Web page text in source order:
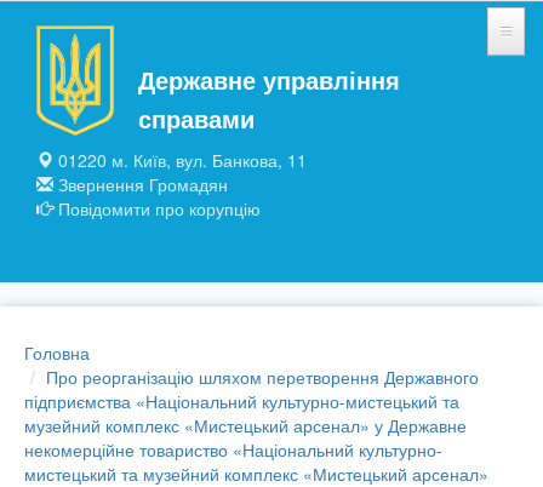
Державне управління
справами
01220 м. Київ, вул. Банкова, 11
Звернення Громадян
Повідомити про корупцію
НОВИНИ
ЗАГАЛЬНІ ВІДОМОСТІ
ПІДПРИЄМСТВА ТА УСТАНОВИ
Головна
Про реорганізацію шляхом перетворення Державного
підприємства «Національний культурно-мистецький та
музейний комплекс «Мистецький арсенал» у Державне
некомерційне товариство «Національний культурно-
мистецький та музейний комплекс «Мистецький арсенал»